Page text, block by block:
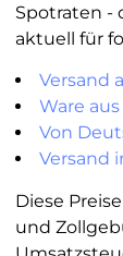
Spotraten -
aktuell für
Versand
Ware
Von
Versand
Diese
und